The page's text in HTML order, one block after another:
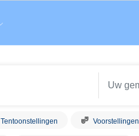
Tentoonstellingen Voorstellingen